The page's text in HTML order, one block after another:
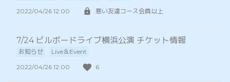
2022/04/26 12:00
悪い友達コース会員以上
7/24 ビルボードライブ横浜公演 チケット情報
お知らせ
Live＆Event
2022/04/26 12:00
6